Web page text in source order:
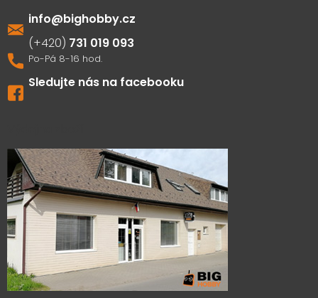
info@bighobby.cz
731 019 093
Sledujte nás na facebooku